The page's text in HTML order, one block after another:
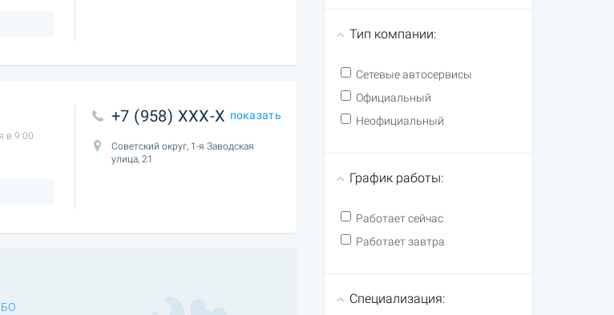
в 9:00
+7 (958) XXX-X показать
Советский округ, 1-я Заводская
улица, 21
Тип компании:
Сетевые автосервисы
Официальный
Неофициальный
График работы:
Работает сейчас
Работает завтра
Специализация: